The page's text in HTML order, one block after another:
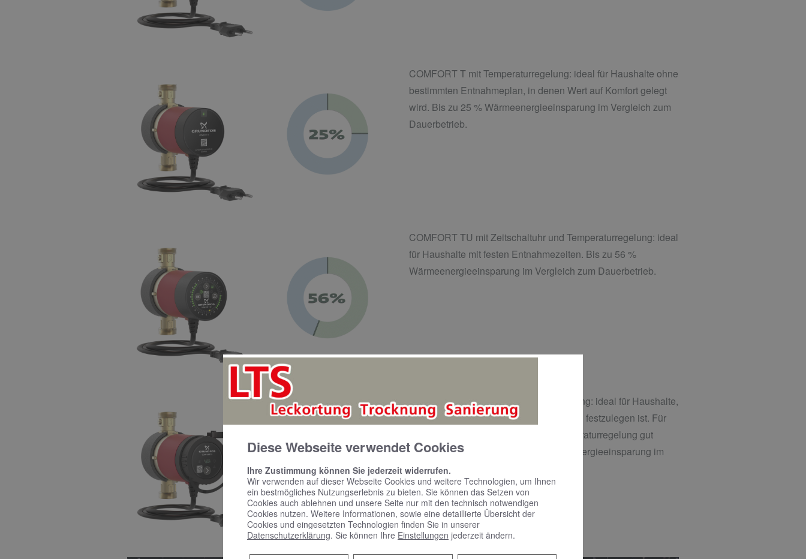
COMFORT T mit Temperaturregelung: ideal für Haushalte ohne
bestimmten Entnahmeplan, in denen Wert auf Komfort gelegt
wird. Bis zu 25 % Wärmeenergieeinsparung im Vergleich zum
Dauerbetrieb.
COMFORT TU mit Zeitschaltuhr und Temperaturregelung: ideal
für Haushalte mit festen Entnahmezeiten. Bis zu 56 %
Wärmeenergieeinsparung im Vergleich zum Dauerbetrieb.
COMFORT TA mit AUTOADAPT-Regelung: ideal für Haushalte,
in denen der Entnahmeplan nicht einfach festzulegen ist. Für
Ferienhäuser ist eine zusätzliche Temperaturregelung gut
geeignet. Bis zu 67 % weniger Wärmeenergieeinsparung im
Vergleich zum Dauerbetrieb.
Diese Webseite verwendet Cookies
Ihre Zustimmung können Sie jederzeit widerrufen.
Wir verwenden auf dieser Webseite Cookies und weitere Technologien, um Ihnen
ein bestmögliches Nutzungserlebnis zu bieten. Sie können das Setzen von
Cookies auch ablehnen und unsere Seite nur mit den technisch notwendigen
Cookies nutzen. Weitere Informationen, sowie eine detaillierte Übersicht der
Cookies und eingesetzten Technologien finden Sie in unserer
Datenschutzerklärung. Sie können Ihre Einstellungen jederzeit ändern.